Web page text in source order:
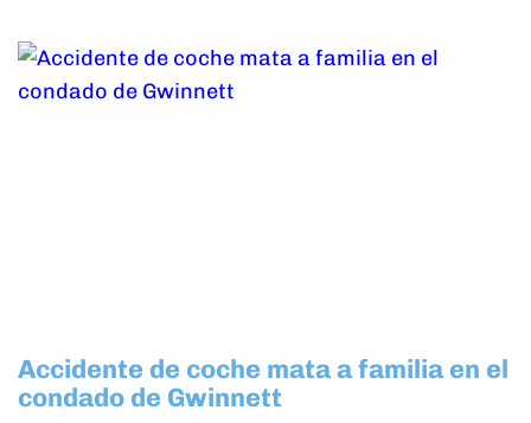
Accidente de coche mata a familia en el
condado de Gwinnett